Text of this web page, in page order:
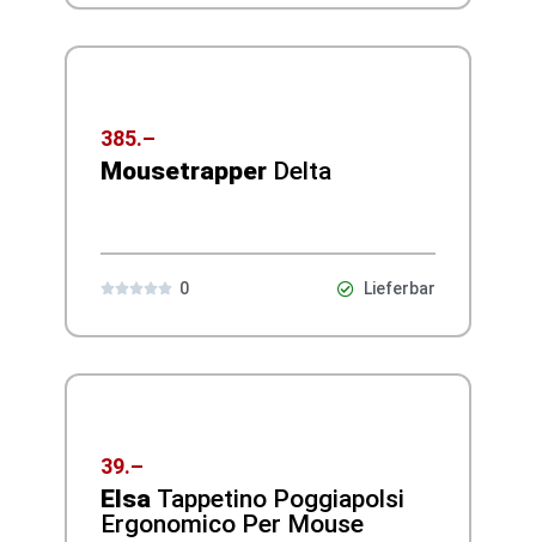
385.–
Mousetrapper Delta
0
 Lieferbar
39.–
Elsa Tappetino Poggiapolsi
Ergonomico Per Mouse